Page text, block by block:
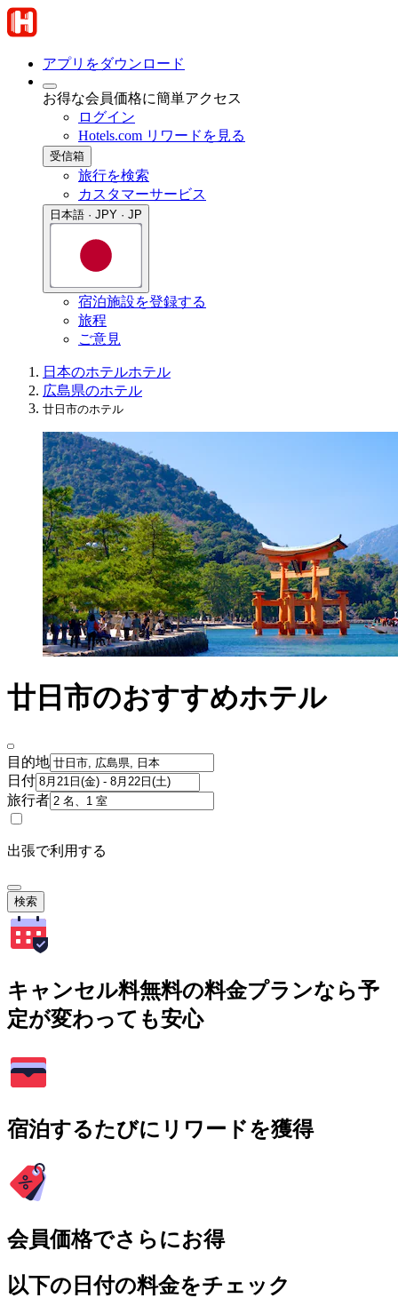
アプリをダウンロード
お得な会員価格に簡単アクセス
ログイン
Hotels.com リワードを見る
受信箱
旅行を検索
カスタマーサービス
日本語 · JPY · JP
宿泊施設を登録する
旅程
ご意見
日本のホテルホテル
広島県のホテル
廿日市のホテル
廿日市のおすすめホテル
目的地
日付
旅行者
出張で利用する
検索
キャンセル料無料の料金プランなら予
定が変わっても安心
宿泊するたびにリワードを獲得
会員価格でさらにお得
以下の日付の料金をチェック